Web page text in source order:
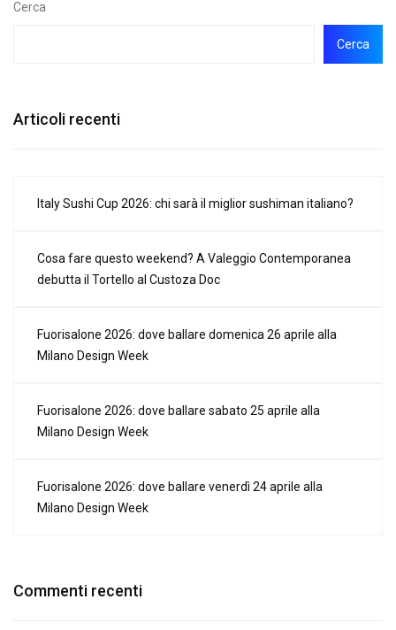
Cerca
Cerca
Articoli recenti
Italy Sushi Cup 2026: chi sarà il miglior sushiman italiano?
Cosa fare questo weekend? A Valeggio Contemporanea
debutta il Tortello al Custoza Doc
Fuorisalone 2026: dove ballare domenica 26 aprile alla
Milano Design Week
Fuorisalone 2026: dove ballare sabato 25 aprile alla
Milano Design Week
Fuorisalone 2026: dove ballare venerdì 24 aprile alla
Milano Design Week
Commenti recenti